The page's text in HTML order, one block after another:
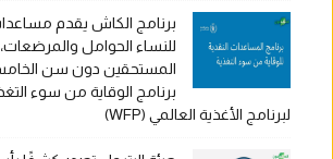
برنامج الكاش يقدم
للنساء الحوامل
المستحقين دون سن
برنامج الوقاية من سوء
لبرنامج الأغذية العالمي (WFP)